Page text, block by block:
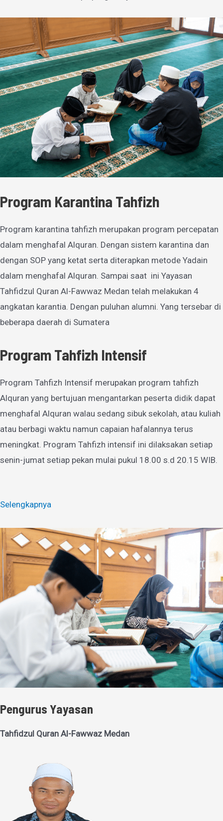
Program Karantina Tahfizh
Program karantina tahfizh merupakan program percepatan
dalam menghafal Alquran. Dengan sistem karantina dan
dengan SOP yang ketat serta diterapkan metode Yadain
dalam menghafal Alquran. Sampai saat ini Yayasan
Tahfidzul Quran Al-Fawwaz Medan telah melakukan 4
angkatan karantia. Dengan puluhan alumni. Yang tersebar di
beberapa daerah di Sumatera
Program Tahfizh Intensif
Program Tahfizh Intensif merupakan program tahfizh
Alquran yang bertujuan mengantarkan peserta didik dapat
menghafal Alquran walau sedang sibuk sekolah, atau kuliah
atau berbagi waktu namun capaian hafalannya terus
meningkat. Program Tahfizh intensif ini dilaksakan setiap
senin-jumat setiap pekan mulai pukul 18.00 s.d 20.15 WIB.
Selengkapnya
Pengurus Yayasan
Tahfidzul Quran Al-Fawwaz Medan